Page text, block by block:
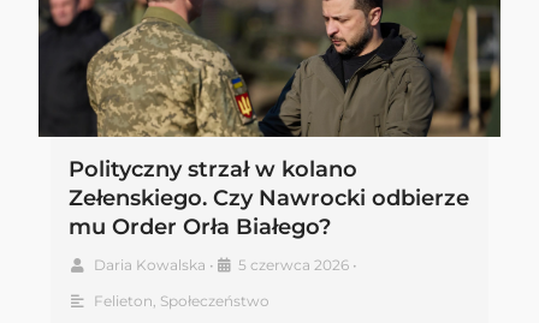
Polityczny strzał w kolano
Zełenskiego. Czy Nawrocki odbierze
mu Order Orła Białego?
Daria Kowalska • 5 czerwca 2026 •
Felieton Społeczeństwo